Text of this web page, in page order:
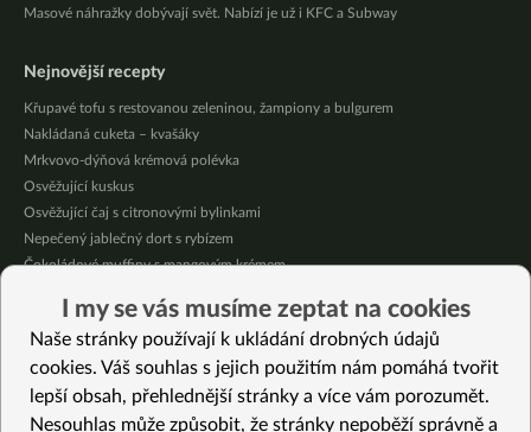
Masové náhražky dobývají svět. Nabízí je už i KFC a Subway
Nejnovější recepty
Křupavé tofu s restovanou zeleninou, žampiony a bulgurem
Nakládaná cuketa – kvašáky
Mrkvovo-dýňová krémová polévka
Osvěžující kuskus
Osvěžující čaj s citronovými bylinkami
Nepečený jablečný dort s rybízem
Čokoládové muffiny s mangovým krémem
Krémová zeleninová polévka s koprem a vločkami
Celozrnná rýže basmati se zeleninou
Vybrané recepty
I my se vás musíme zeptat na cookies
Naše stránky používají k ukládání drobných údajů
cookies. Váš souhlas s jejich použitím nám pomáhá tvořit
lepší obsah, přehlednější stránky a více vám porozumět.
Nesouhlas může způsobit, že stránky nepoběží správně a